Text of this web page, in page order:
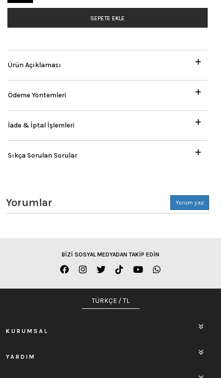
SEPETE EKLE
Ürün Açıklaması
Ödeme Yöntemleri
İade & İptal İşlemleri
Sıkça Sorulan Sorular
Yorumlar Yorum yaz
BİZİ SOSYAL MEDYADAN TAKİP EDİN
TÜRKÇE / TL
KURUMSAL
YARDIM